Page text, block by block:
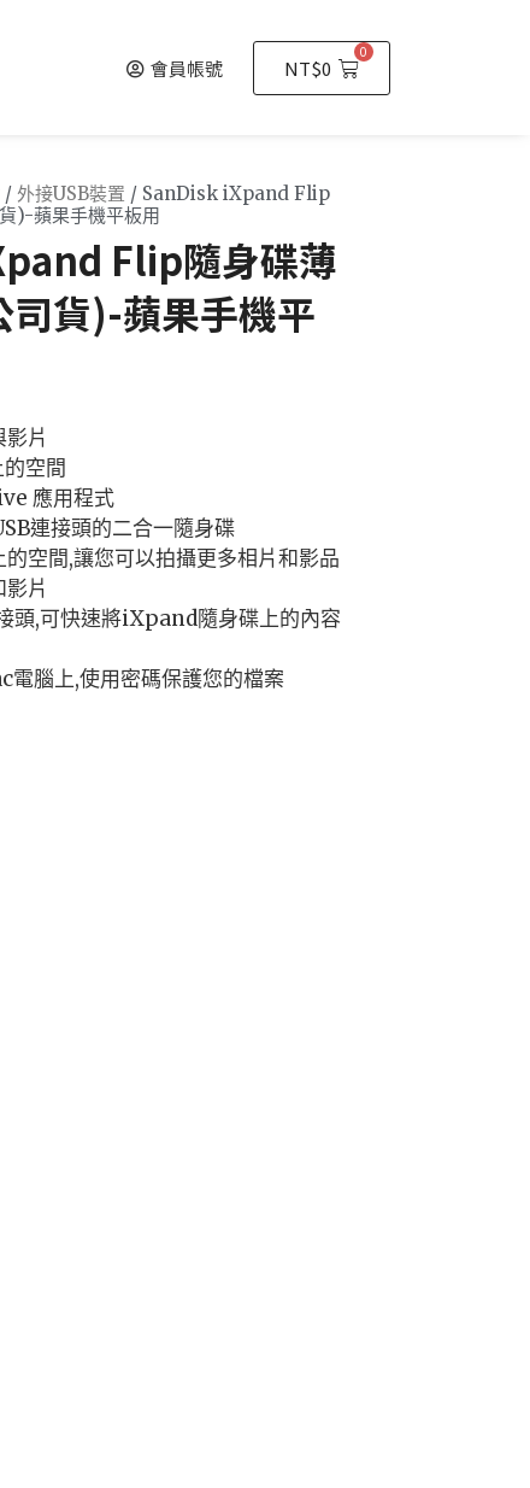
會員帳號 NT$0
0
/ 外接USB裝置 / SanDisk iXpand Flip
)-蘋果手機平板用
Flip隨身碟薄
貨)-蘋果手機平
片
空間
應用程式
連接頭的二合一隨身碟
空間,讓您可以拍攝更多相片和影品
片
頭,可快速將iXpand隨身碟上的內容
腦上,使用密碼保護您的檔案